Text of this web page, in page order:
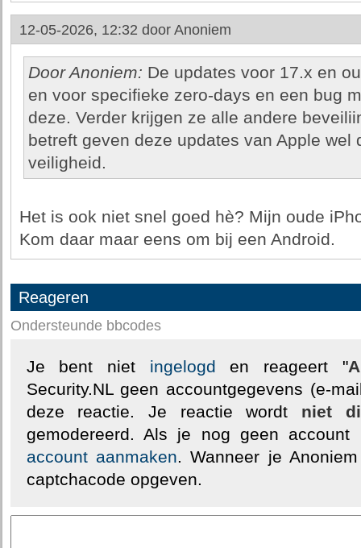
12-05-2026, 12:32 door Anoniem
Door Anoniem: De updates voor 17.x en
en voor specifieke zero-days en een bug
deze. Verder krijgen ze alle andere
betreft geven deze updates van Apple wel
veiligheid.
Het is ook niet snel goed hè? Mijn oude
Kom daar maar eens om bij een Android.
Reageren
Ondersteunde bbcodes
Je bent niet ingelogd en reageert "
Security.NL geen accountgegevens (e-
deze reactie. Je reactie wordt niet
gemodereerd. Als je nog geen
account aanmaken. Wanneer je
captchacode opgeven.